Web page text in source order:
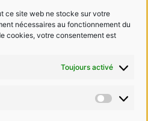
ce site web ne stocke sur votre
nécessaires au fonctionnement du
cookies, votre consentement est
Toujours activé